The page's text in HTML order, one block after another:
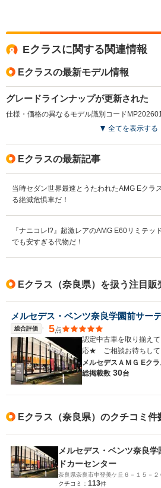
WLTCモード
燃費
排気量
駆動方式
11.2km/L
└市街地:8.1km/L
└郊外:11.8km/L
└高速道路:13.0km/L
2996cc
4WD
Eクラスに関する関連情報
Eクラスの最新モデル情報
グレードラインナップが更新された
全てを表示する
Eクラスの最新記事
当時セダン世界最速とうたわれたAMG Eクラ
る絶滅危惧車だ！
『ナニコレ!?』超激レアのAMG E60リミテッ
でも安すぎる代物だ！
Eクラス（奈良県）を扱う注目販
総合評価 5点
認定中古車を取り揃え
応★ ご相談お待ちして
メルセデスＡＭＧ Eク
総掲載数 30台
Eクラス（奈良県）のクチコミ
メルセデス・ベンツ奈良
ドカーセンター
奈良県奈良市中登美ケ丘６－１５－２
クチコミ： 113件